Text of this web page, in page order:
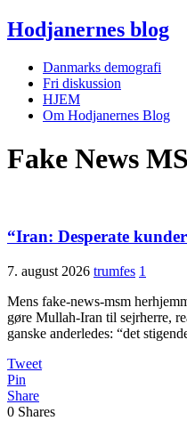
Hodjanernes blog
Danmarks demografi
Fri diskussion
HJEM
Om Hodjanernes Blog
Fake News
“Iran: Desperate
7. august 2026 trumfes 1
Mens fake-news-msm
gøre Mullah-Iran til sejrherre,
ganske anderledes: “det
Tweet
Pin
Share
0 Shares